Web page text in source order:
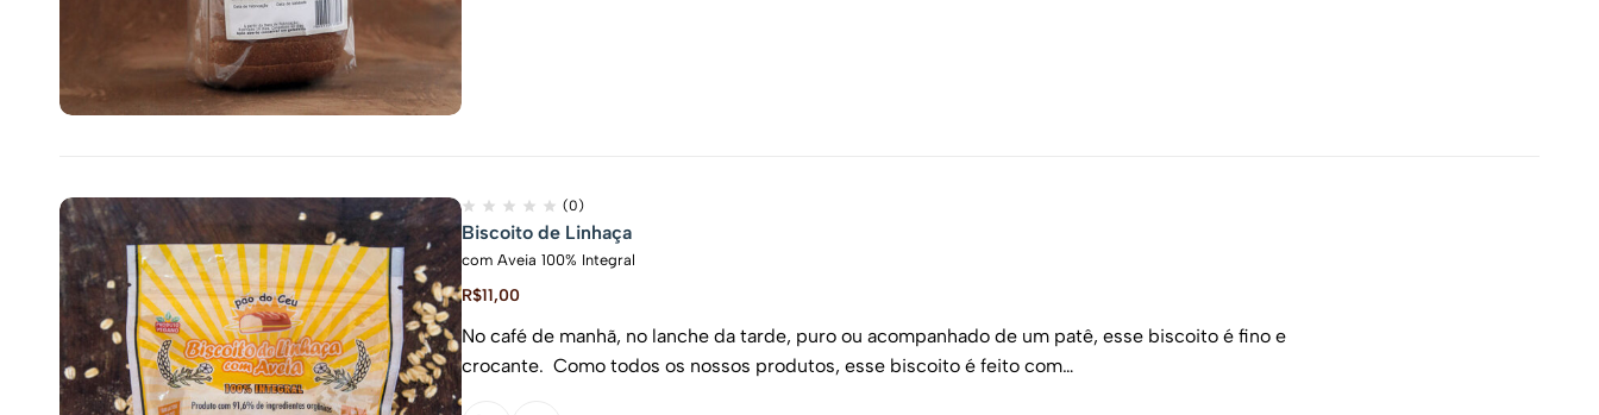
(0)
Biscoito de Linhaça
com Aveia 100% Integral
R$11,00
No café de manhã, no lanche da tarde, puro ou acompanhado de um patê, esse biscoito é fino e
crocante. Como todos os nossos produtos, esse biscoito é feito com…